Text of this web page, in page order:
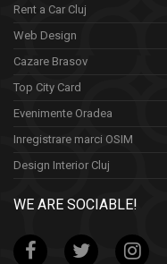
Rent a Car Cluj
Web Design
Cazare Brasov
Top City Card
Evenimente Oradea
Inregistrare marci OSIM
Design Interior Cluj
WE ARE SOCIABLE!